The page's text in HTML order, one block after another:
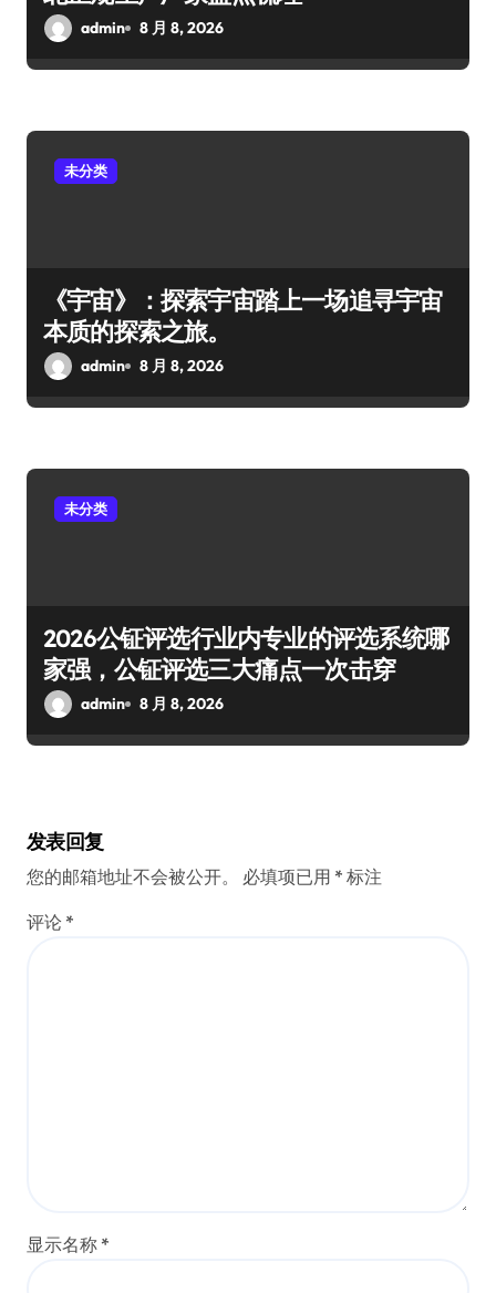
admin 8 月 8, 2026
未分类
《宇宙》：探索宇宙踏上一场追寻宇宙
本质的探索之旅。
admin 8 月 8, 2026
未分类
2026公钲评选行业内专业的评选系统哪
家强，公钲评选三大痛点一次击穿
admin 8 月 8, 2026
发表回复
您的邮箱地址不会被公开。 必填项已用 * 标注
评论 *
显示名称 *